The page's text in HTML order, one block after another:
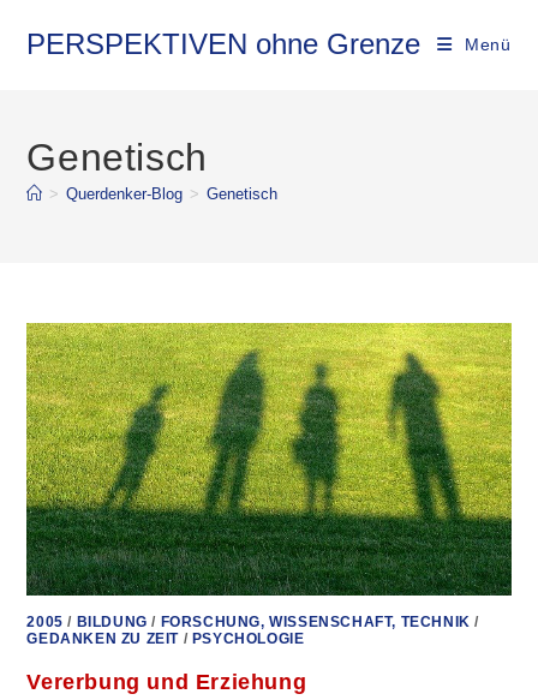
InhaltPERSPEKTIVEN ohne Grenze Menü
Genetisch
> Querdenker-Blog > Genetisch
2005 / BILDUNG / FORSCHUNG, WISSENSCHAFT, TECHNIK /
GEDANKEN ZU ZEIT / PSYCHOLOGIE
Vererbung und Erziehung